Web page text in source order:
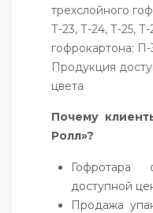
трехслойного
Т-23, Т-24, Т-25,
гофрокартона:
Продукция
цвета
Почему
Ролл»?
Гофротара
доступной
Продажа